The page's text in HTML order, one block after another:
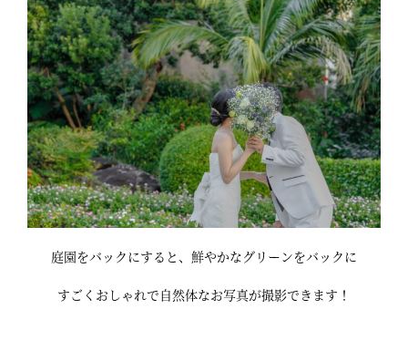
庭園をバックにすると、鮮やかなグリーンをバックに
すごくおしゃれで自然体なお写真が撮影できます！